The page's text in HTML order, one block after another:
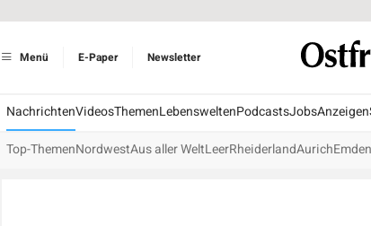
Menü E-Paper Newsletter
NachrichtenVideosThemenLebensweltenPodcastsJobsAnzeigen
Top-ThemenNordwestAus aller WeltLeerRheiderlandAurichEmden